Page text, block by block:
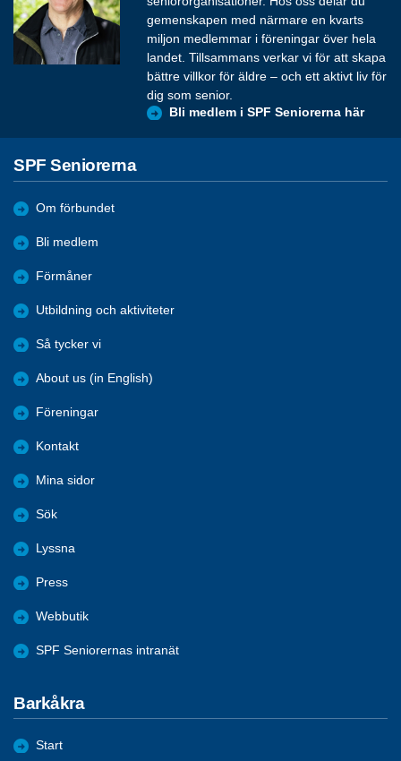
gemenskapen med närmare en kvarts
miljon medlemmar i föreningar över hela
landet. Tillsammans verkar vi för att skapa
bättre villkor för äldre – och ett aktivt liv för
dig som senior.
Bli medlem i SPF Seniorerna här
SPF Seniorerna
Om förbundet
Bli medlem
Förmåner
Utbildning och aktiviteter
Så tycker vi
About us (in English)
Föreningar
Kontakt
Mina sidor
Sök
Lyssna
Press
Webbutik
SPF Seniorernas intranät
Barkåkra
Start